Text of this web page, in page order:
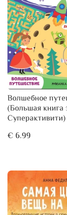
Волшебное
(Большая книга
Суперактивити)
€ 6.99